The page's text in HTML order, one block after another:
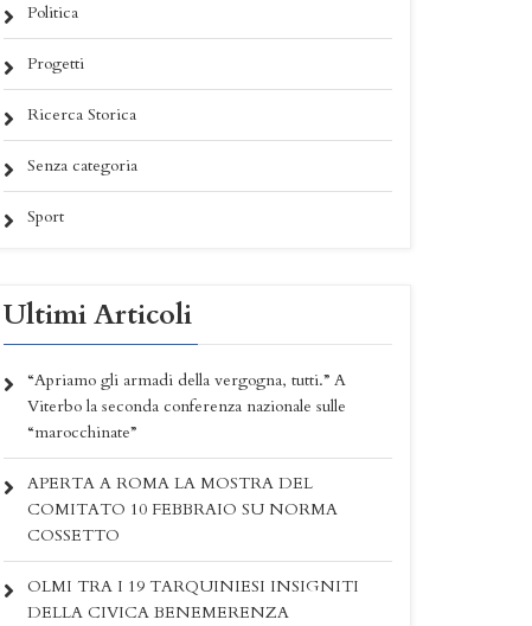
Politica
Progetti
Ricerca Storica
Senza categoria
Sport
Ultimi Articoli
“Apriamo gli armadi della vergogna, tutti.” A
Viterbo la seconda conferenza nazionale sulle
“marocchinate”
APERTA A ROMA LA MOSTRA DEL
COMITATO 10 FEBBRAIO SU NORMA
COSSETTO
OLMI TRA I 19 TARQUINIESI INSIGNITI
DELLA CIVICA BENEMERENZA